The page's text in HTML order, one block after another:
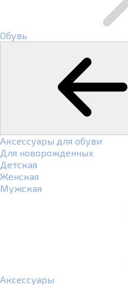
Обувь
Аксессуары для обуви
Для новорожденных
Детская
Женская
Мужская
Аксессуары